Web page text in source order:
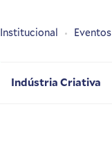
Indústria Criativa
Institucional Eventos